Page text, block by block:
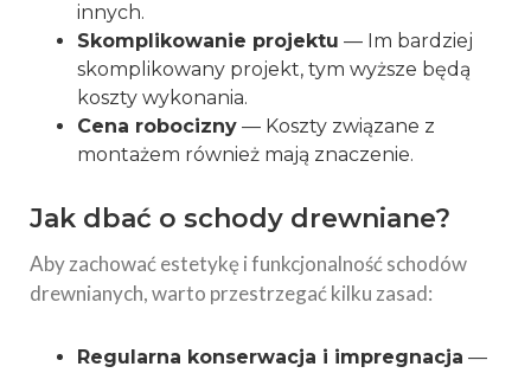
innych.
Skomplikowanie projektu — Im bardziej
skomplikowany projekt, tym wyższe będą
koszty wykonania.
Cena robocizny — Koszty związane z
montażem również mają znaczenie.
Jak dbać o schody drewniane?
Aby zachować estetykę i funkcjonalność schodów
drewnianych, warto przestrzegać kilku zasad:
Regularna konserwacja i impregnacja —